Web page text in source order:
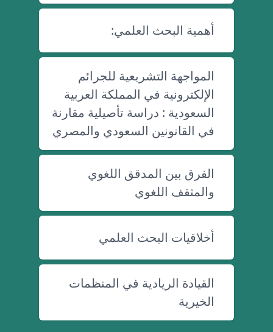
أهمية البحث العلمي:
المواجهة التشريعية للجرائم
الإلكترونية في المملكة العربية
السعودية : دراسة تأصيلية مقارنة
في القانونين السعودي والمصري
الفرق بين المدقق اللغوي
والمثقف اللغوي
أخلاقيات البحث العلمي
القيادة الريادية في المنظمات
الخيرية